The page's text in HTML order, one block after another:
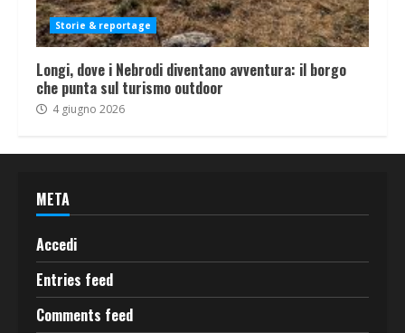
Storie & reportage
Longi, dove i Nebrodi diventano avventura: il borgo
che punta sul turismo outdoor
4 giugno 2026
META
Accedi
Entries feed
Comments feed